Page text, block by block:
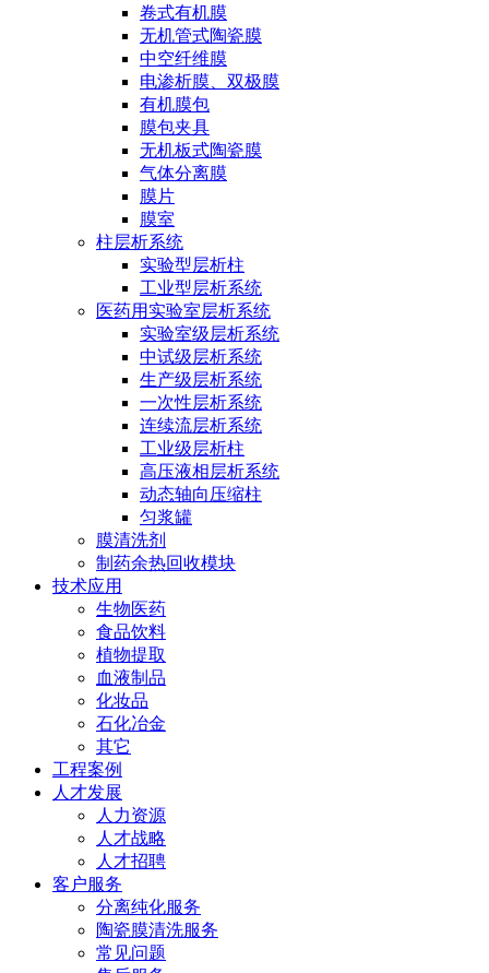
卷式有机膜
无机管式陶瓷膜
中空纤维膜
电渗析膜、双极膜
有机膜包
膜包夹具
无机板式陶瓷膜
气体分离膜
膜片
膜室
柱层析系统
实验型层析柱
工业型层析系统
医药用实验室层析系统
实验室级层析系统
中试级层析系统
生产级层析系统
一次性层析系统
连续流层析系统
工业级层析柱
高压液相层析系统
动态轴向压缩柱
匀浆罐
膜清洗剂
制药余热回收模块
技术应用
生物医药
食品饮料
植物提取
血液制品
化妆品
石化冶金
其它
工程案例
人才发展
人力资源
人才战略
人才招聘
客户服务
分离纯化服务
陶瓷膜清洗服务
常见问题